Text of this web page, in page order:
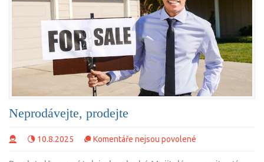
Neprodávejte, prodejte
10.8.2025 Komentáře nejsou povolené